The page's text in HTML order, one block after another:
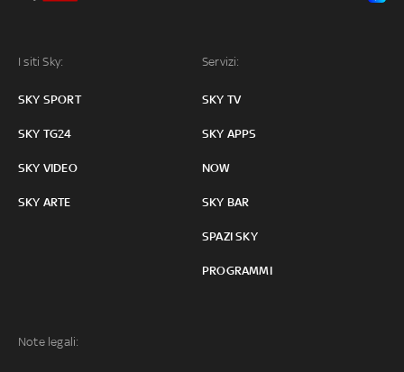
I siti Sky:
SKY SPORT
SKY TG24
SKY VIDEO
SKY ARTE
Servizi:
SKY TV
SKY APPS
NOW
SKY BAR
SPAZI SKY
PROGRAMMI
Note legali: